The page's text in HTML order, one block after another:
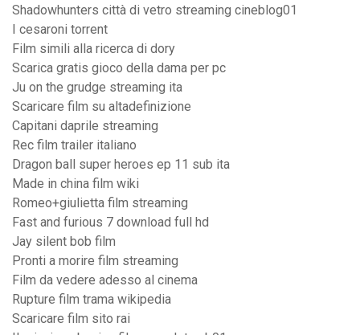
Shadowhunters città di vetro streaming cineblog01
I cesaroni torrent
Film simili alla ricerca di dory
Scarica gratis gioco della dama per pc
Ju on the grudge streaming ita
Scaricare film su altadefinizione
Capitani daprile streaming
Rec film trailer italiano
Dragon ball super heroes ep 11 sub ita
Made in china film wiki
Romeo+giulietta film streaming
Fast and furious 7 download full hd
Jay silent bob film
Pronti a morire film streaming
Film da vedere adesso al cinema
Rupture film trama wikipedia
Scaricare film sito rai